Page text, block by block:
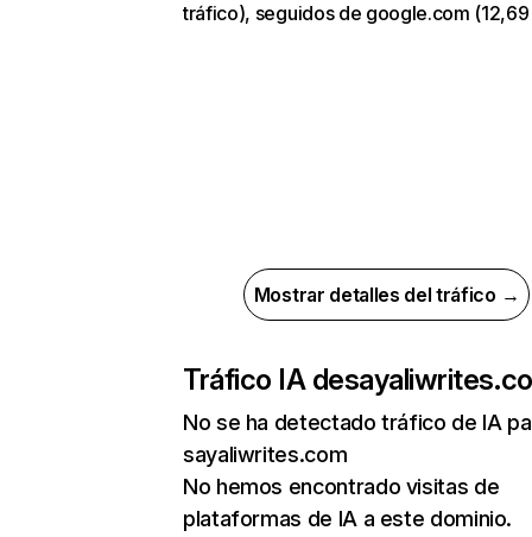
tráfico), seguidos de google.com
Mostrar detalles del tráfico →
Tráfico IA de
No se ha detectado tráfico de IA
sayaliwrites.com
No hemos encontrado visitas de
plataformas de IA a este dominio.